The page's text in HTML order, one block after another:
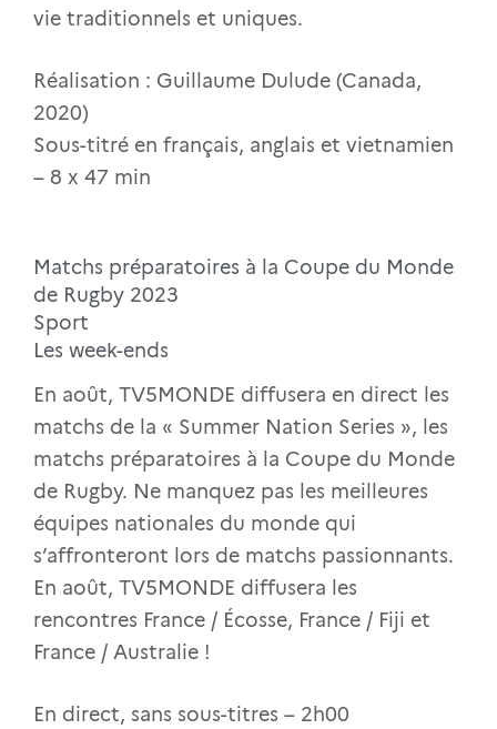
vie traditionnels et uniques.
Réalisation : Guillaume Dulude (Canada,
2020)
Sous-titré en français, anglais et vietnamien
– 8 x 47 min
Matchs préparatoires à la Coupe du Monde
de Rugby 2023
Sport
Les week-ends
En août, TV5MONDE diffusera en direct les
matchs de la « Summer Nation Series », les
matchs préparatoires à la Coupe du Monde
de Rugby. Ne manquez pas les meilleures
équipes nationales du monde qui
s’affronteront lors de matchs passionnants.
En août, TV5MONDE diffusera les
rencontres France / Écosse, France / Fiji et
France / Australie !
En direct, sans sous-titres – 2h00